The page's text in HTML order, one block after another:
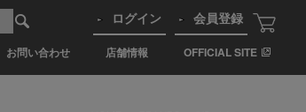
お問い合わせ 店舗情報 OFFICIAL SITE
ログイン 会員登録